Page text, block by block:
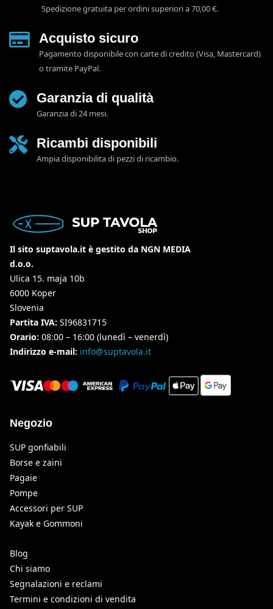
Spedizione gratuita per ordini superiori a 70,00 €.
Acquisto sicuro
Pagamento disponibile con carte di credito (Visa, Mastercard)
o tramite PayPal.
Garanzia di qualità
Garanzia di 24 mesi.
Ricambi disponibili
Ampia disponibilita di pezzi di ricambio.
Il sito suptavola.it è gestito da NGN MEDIA
d.o.o.
Ulica 15. maja 10b
6000 Koper
Slovenia
Partita IVA: SI96831715
Orario: 08:00 – 16:00 (lunedì – venerdì)
Indirizzo e-mail: info@suptavola.it
Negozio
SUP gonfiabili
Borse e zaini
Pagaie
Pompe
Accessori per SUP
Kayak e Gommoni
Blog
Chi siamo
Segnalazioni e reclami
Termini e condizioni di vendita